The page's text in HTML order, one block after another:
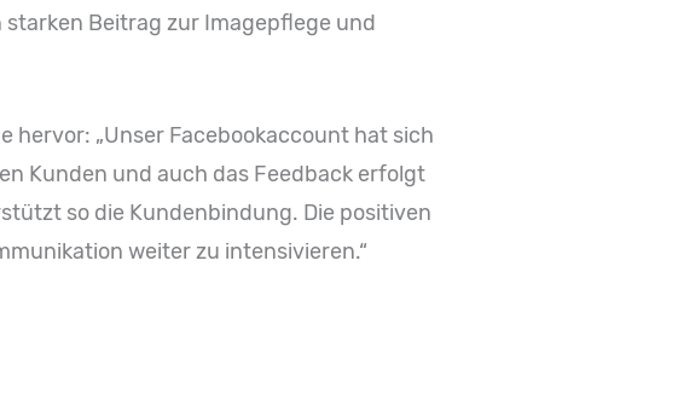
Beitrag zur Imagepflege und
hervor: „Unser Facebookaccount hat sich
Kunden und auch das Feedback erfolgt
so die Kundenbindung. Die positiven
weiter zu intensivieren.“